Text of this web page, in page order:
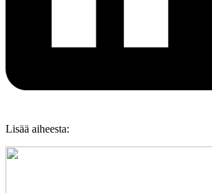
Lisää aiheesta: